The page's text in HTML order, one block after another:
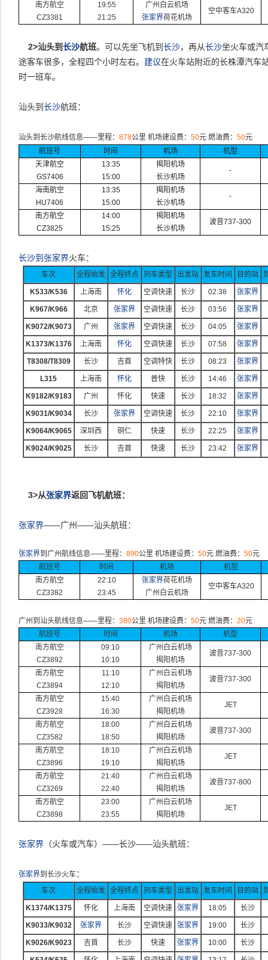
南方航空
CZ3381
19:55
21:25
广州 白云机场
张家界荷花机场
空中客车A320
2>汕头到长沙航班。可以先坐飞机到 长沙，再从长沙坐火车或汽
途客车很多，全程四个小时左右。 建议在火车站附近的长株潭汽车
时一班车。
汕头到 长沙航班：
汕头到长沙航线信息——里程： 878公里 机场建设费： 50元 燃油费： 50元
航班号
时间 机场
机型
天津航空
GS7406
13:35
15:00
揭阳机场
长沙机场
-
海南航空
HU7406
13:35
15:00
揭阳机场
长沙机场
-
南方航空
CZ3825
14:00
15:25
揭阳机场
长沙机场
波音737-300
长沙到张家界火车：
车次 全程始发 全程终点 列车类型 出发站 发车时间 目的站
K533/K536 上海南 怀化 空调快速 长沙 02:38 张家界
K967/K966 北京 张家界 空调快速 长沙 03:56 张家界
K9072/K9073 广州 张家界 空调快速 长沙 04:05 张家界
K1373/K1376 上海南 怀化 空调快速 长沙 07:58 张家界
T8308/T8309 长沙 吉首 空调特快 长沙 08:23 张家界
L315 上海南 怀化 普快 长沙 14:46 张家界
K9182/K9183 广州 怀化 快速 长沙 18:32 张家界
K9031/K9034 长沙 张家界 空调快速 长沙 22:10 张家界
K9064/K9065 深圳西 铜仁 快速 长沙 22:25 张家界
K9024/K9025 长沙 吉首 快速 长沙 23:42 张家界
3>从张家界返回飞机航班：
张家界——广州——汕头航班：
张家界到广州航线信息——里程： 890公里 机场建设费： 50元 燃油费： 50元
航班号
时间 机场
机型
南方航空
CZ3382
22:10
23:45
张家界荷花机场
广州 白云机场
空中客车A320
广州到汕头航线信息——里程： 380公里 机场建设费： 50元 燃油费： 20元
航班号
时间 机场
机型
南方航空
CZ3892
09:10
10:10
广州 白云机场
揭阳机场
波音737-300
南方航空
CZ3894
11:10
12:10
广州 白云机场
揭阳机场
波音737-300
南方航空
CZ3928
15:40
16:30
广州 白云机场
揭阳机场
JET
南方航空
CZ3582
18:00
18:50
广州 白云机场
揭阳机场
波音737-300
南方航空
CZ3896
18:10
19:10
广州 白云机场
揭阳机场
JET
南方航空
CZ3269
21:40
22:40
广州 白云机场
揭阳机场
波音737-800
南方航空
CZ3898
23:00
23:55
广州 白云机场
揭阳机场
JET
张家界 （火车或汽车）——长沙——汕头航班：
张家界到长沙火车：
车次 全程始发 全程终点 列车类型 出发站 发车时间 目的站
K1374/K1375 怀化 上海南 空调快速 张家界 18:05 长沙
K9033/K9032 张家界 长沙 空调快速 张家界 19:00 长沙
K9026/K9023 吉首 长沙 快速 张家界 10:00 长沙